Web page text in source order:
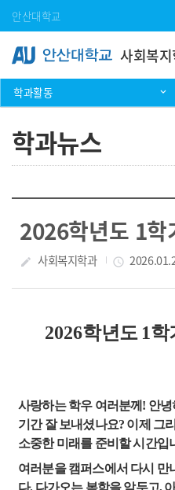
Skip Menu
안산대학교
사회복
학과활동
학과뉴스
2026학년도 1
작성자
create 사회복지학과 작성일
access_time
2026학년도 1학
사랑하는 학우 여러분께! 안
기간 잘 보내셨나요? 이제 그
소중한 미래를 준비할 시간입
여러분을 캠퍼스에서 다시 만
다. 다가오는 복학을 앞두고,